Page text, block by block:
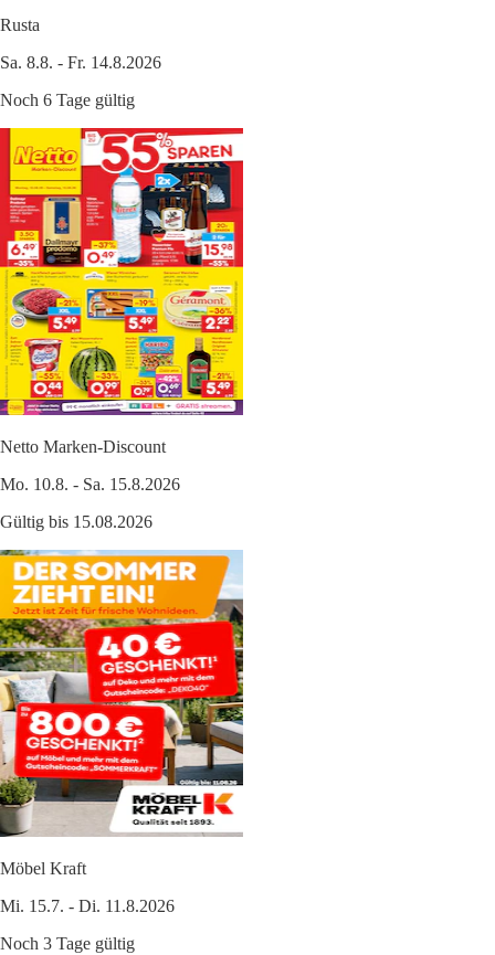
Rusta
Sa. 8.8. - Fr. 14.8.2026
Noch 6 Tage gültig
Netto Marken-Discount
Mo. 10.8. - Sa. 15.8.2026
Gültig bis 15.08.2026
Möbel Kraft
Mi. 15.7. - Di. 11.8.2026
Noch 3 Tage gültig